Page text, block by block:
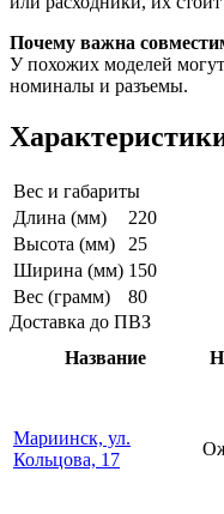
Почему важна
У похожих моделей
номиналы и разъемы.
Вес и габариты
Длина (мм)
220
Высота (мм)
25
Ширина (мм) 150
Вес (грамм)
80
Доставка до ПВЗ
Название
Мариинск, ул.
Кольцова, 17